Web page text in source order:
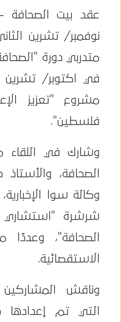
متدربي دورة
في اكتوبر/
مشروع "تعزيز
فلسطين".
وشارك في اللقاء
الصحافة،
وكالة سوا
شرشرة "استشاري
الصحافة"، وعددًا
الاستقصائية.
وناقش المشاركين
التي تم إعدادها